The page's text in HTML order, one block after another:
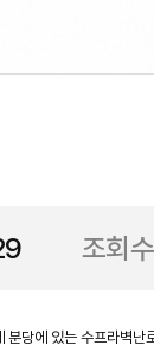
조회수
당에 있는 수프라벽